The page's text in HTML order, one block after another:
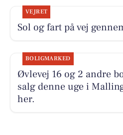
VEJRET
Sol og fart på vej
BOLIGMARKED
Øvlevej 16 og 2 andre
salg denne uge i
her.